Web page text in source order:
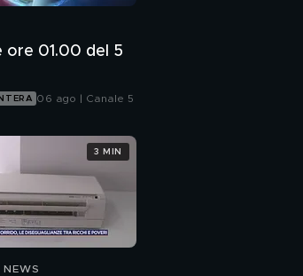
ore 01.00 del 5
06 ago | Canale 5
3 MIN